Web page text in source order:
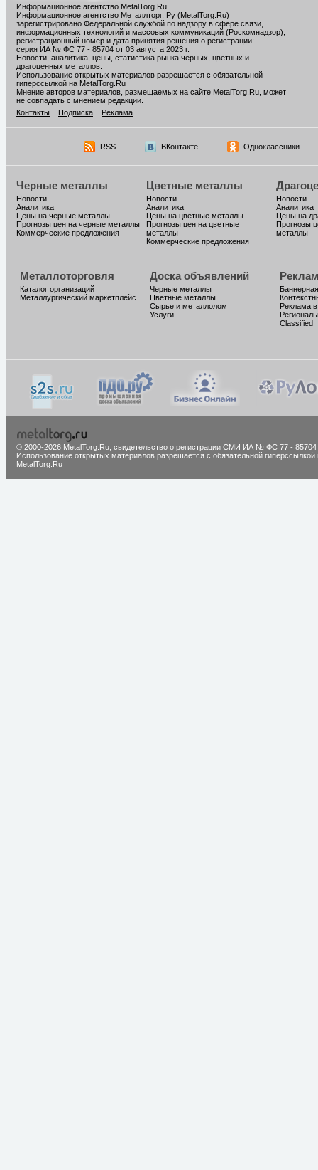
Информационное агентство MetalTorg.Ru
Информационное агентство Металлторг. Ру (MetalTorg.Ru)
зарегистрировано Федеральной службой по надзору в сфере связи,
информационных технологий и массовых коммуникаций (Роскомнадзор),
регистрационный номер и дата принятия решения о регистрации:
серия ИА № ФС 77 - 85704 от 03 августа 2023 г.
Новости, аналитика, цены, статистика рынка черных, цветных и
драгоценных металлов.
Использование открытых материалов разрешается с обязательной
гиперссылкой на MetalTorg.Ru
Мнение авторов материалов, размещаемых на сайте MetalTorg.Ru, может
не совпадать с мнением редакции.
Контакты
Подписка Реклама
RSS ВКонтакте Одноклассники
Черные металлы
Новости
Аналитика
Цены на черные металлы
Прогнозы цен на черные металлы
Коммерческие предложения
Цветные металлы
Новости
Аналитика
Цены на цветные металлы
Прогнозы цен на цветные
металлы
Коммерческие предложения
Новости
Аналитика
Цены на
Прогнозы
металлы
Металлоторговля
Каталог организаций
Металлургический маркетплейс
Доска объявлений
Черные металлы
Цветные металлы
Сырье и металлолом
Услуги
Реклама
Classified
© 2000-2026 MetalTorg.Ru, cвидетельство о регистрации СМИ ИА № ФС 77 - 85704
Использование открытых материалов разрешается с обязательной гиперссылкой
MetalTorg.Ru